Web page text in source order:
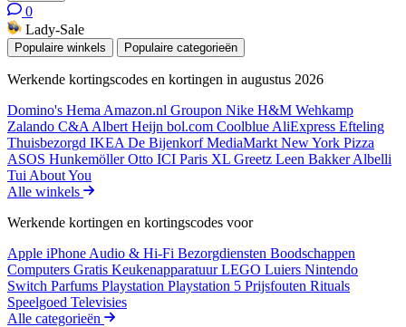
0
Lady-Sale
Populaire winkels Populaire categorieën
Werkende kortingscodes en kortingen in augustus 2026
Domino's Hema Amazon.nl Groupon Nike H&M Wehkamp
Zalando C&A Albert Heijn bol.com Coolblue AliExpress Efteling
Thuisbezorgd IKEA De BijenkorfMediaMarkt New York Pizza
ASOS HunkemöllerOtto ICI Paris XL Greetz Leen BakkerAlbelli
Tui About You
Alle winkels
Werkende kortingen en kortingscodes voor
Apple iPhone Audio & Hi-Fi Bezorgdiensten Boodschappen
Computers Gratis KeukenapparatuurLEGO Luiers Nintendo
Switch Parfums Playstation Playstation 5 Prijsfouten Rituals
Speelgoed Televisies
Alle categorieën